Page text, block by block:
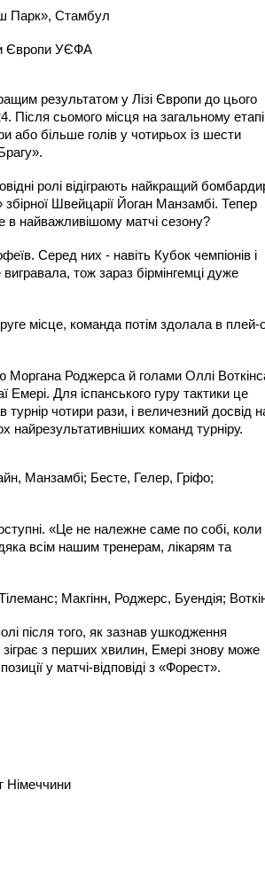
Парк», Стамбул
Європи УЄФА
результатом у Лізі Європи до цього
Після сьомого місця на загальному етапі
більше голів у чотирьох із шести
ролі відіграють найкращий
Швейцарії Йоган Манзамбі. Тепер
найважливішому матчі сезону?
Серед них - навіть Кубок чемпіонів і
тож зараз бірмінгемці дуже
місце, команда потім здолала в
Моргана Роджерса й голами Оллі
Емері. Для іспанського гуру тактики це
чотири рази, і величезний досвід
найрезультативніших команд турніру.
Манзамбі; Бесте, Гелер, Гріфо;
«Це не належне саме по собі, коли
всім нашим тренерам, лікарям та
Макгінн, Роджерс, Буендія;
після того, як зазнав ушкодження
з перших хвилин, Емері знову може
у матчі-відповіді з «Форест».
Німеччини